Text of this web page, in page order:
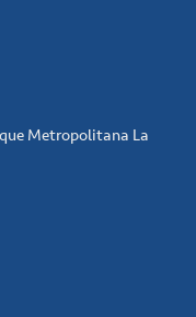
Metropolitana La